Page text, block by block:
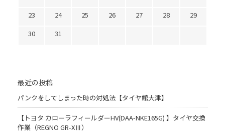
23
24 25 26 27 28
29
30
31
最近の投稿
パンクをしてしまった時の対処法【タイヤ館大津】
【トヨタ カローラフィールダーHV(DAA-NKE165G) 】タイヤ交換
作業（REGNO GR-XⅢ）